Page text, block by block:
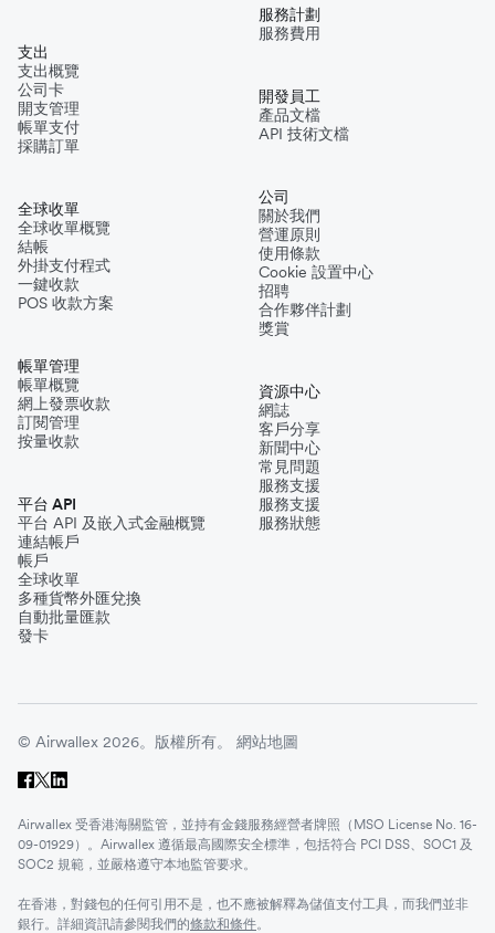
支出
支出概覽
公司卡
開支管理
帳單支付
採購訂單
全球收單
全球收單概覽
結帳
外掛支付程式
一鍵收款
POS 收款方案
帳單管理
帳單概覽
網上發票收款
訂閱管理
按量收款
平台 API
平台 API 及嵌入式金融概覽
連結帳戶
帳戶
全球收單
多種貨幣外匯兌換
自動批量匯款
發卡
服務計劃
服務費用
開發員工
產品文檔
API 技術文檔
公司
關於我們
營運原則
使用條款
Cookie 設置中心
招聘
合作夥伴計劃
獎賞
資源中心
網誌
客戶分享
新聞中心
常見問題
服務支援
服務支援
服務狀態
© Airwallex 2026。版權所有。 網站地圖
Airwallex 受香港海關監管，並持有金錢服務經營者牌照（MSO License No. 16-
09-01929）。Airwallex 遵循最高國際安全標準，包括符合 PCI DSS、SOC1 及
SOC2 規範，並嚴格遵守本地監管要求。
在香港，對錢包的任何引用不是，也不應被解釋為儲值支付工具，而我們並非
銀行。詳細資訊請參閱我們的條款和條件。